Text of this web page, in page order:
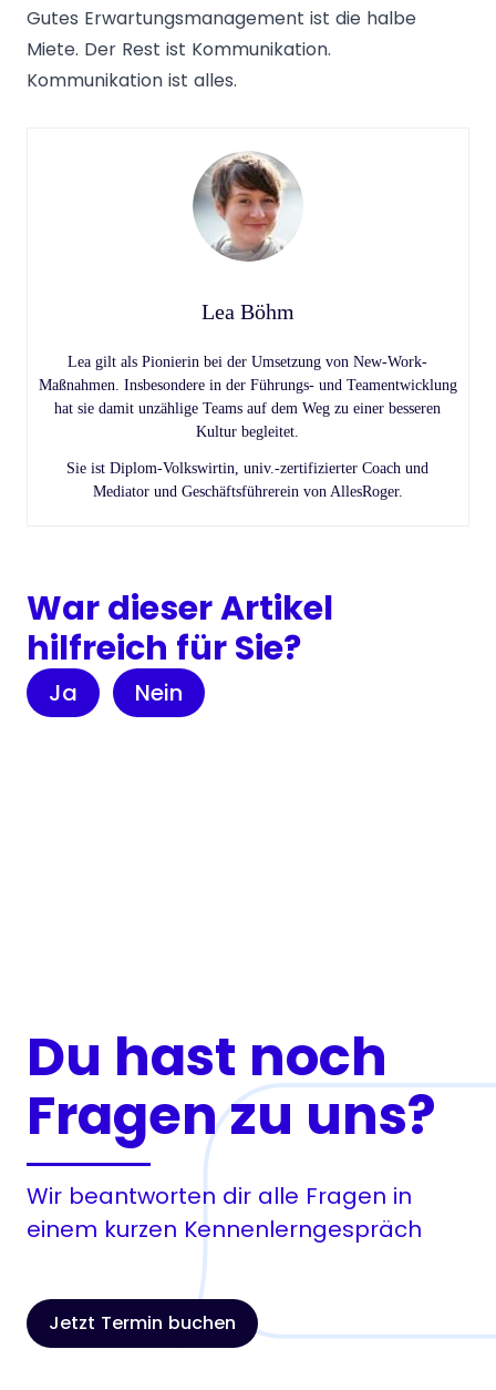
Gutes Erwartungsmanagement ist die halbe
Miete. Der Rest ist Kommunikation.
Kommunikation ist alles.
Lea Böhm
Lea gilt als Pionierin bei der Umsetzung von New-Work-
Maßnahmen. Insbesondere in der Führungs- und Teamentwicklung
hat sie damit unzählige Teams auf dem Weg zu einer besseren
Kultur begleitet.
Sie ist Diplom-Volkswirtin, univ.-zertifizierter Coach und
Mediator und Geschäftsführerein von AllesRoger.
War dieser Artikel
hilfreich für Sie?
Ja Nein
Du hast noch
Fragen zu uns?
Wir beantworten dir alle Fragen in
einem kurzen Kennenlerngespräch
Jetzt Termin buchen